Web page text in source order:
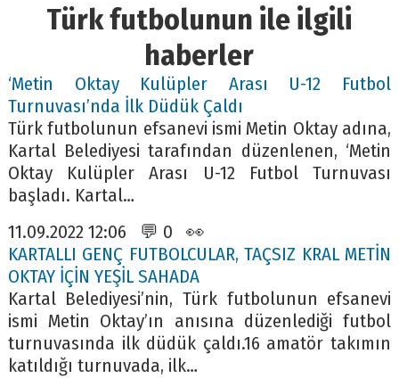
Türk futbolunun ile ilgili
haberler
‘Metin Oktay Kulüpler Arası U-12 Futbol
Turnuvası’nda İlk Düdük Çaldı
Türk futbolunun efsanevi ismi Metin Oktay adına,
Kartal Belediyesi tarafından düzenlenen, ‘Metin
Oktay Kulüpler Arası U-12 Futbol Turnuvası
başladı. Kartal…
11.09.2022 12:06 💬 0 👀
KARTALLI GENÇ FUTBOLCULAR, TAÇSIZ KRAL METİN
OKTAY İÇİN YEŞİL SAHADA
Kartal Belediyesi’nin, Türk futbolunun efsanevi
ismi Metin Oktay’ın anısına düzenlediği futbol
turnuvasında ilk düdük çaldı.16 amatör takımın
katıldığı turnuvada, ilk…